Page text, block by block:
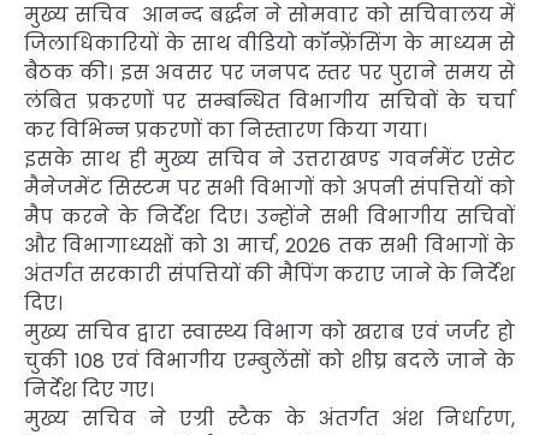
मुख्य सचिव आनन्द बर्द्धन ने सोमवार को सचिवालय में
जिलाधिकारियों के साथ वीडियो कॉन्फ्रेंसिंग के माध्यम से
बैठक की। इस अवसर पर जनपद स्तर पर पुराने समय से
लंबित प्रकरणों पर सम्बन्धित विभागीय सचिवों के चर्चा
कर विभिन्न प्रकरणों का निस्तारण किया गया।
इसके साथ ही मुख्य सचिव ने उत्तराखण्ड गवर्नमेंट एसेट
मैनेजमेंट सिस्टम पर सभी विभागों को अपनी संपत्तियों को
मैप करने के निर्देश दिए। उन्होंने सभी विभागीय सचिवों
और विभागाध्यक्षों को 31 मार्च, 2026 तक सभी विभागों के
अंतर्गत सरकारी संपत्तियों की मैपिंग कराए जाने के निर्देश
दिए।
मुख्य सचिव द्वारा स्वास्थ्य विभाग को खराब एवं जर्जर हो
चुकी 108 एवं विभागीय एम्बुलेंसों को शीघ्र बदले जाने के
निर्देश दिए गए।
मुख्य सचिव ने एग्री स्टैक के अंतर्गत अंश निर्धारण,